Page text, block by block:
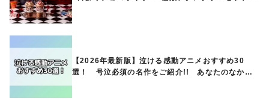
【2026年最新版】泣ける感動アニメおすすめ30
選！ 号泣必須の名作をご紹介!! あなたのなかの